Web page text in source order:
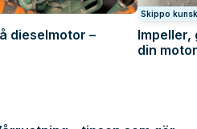
dieselmotor –
Skippo
Impeller,
din